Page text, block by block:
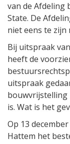
van de Afdeling
State. De
niet eens te zijn
Bij uitspraak van
heeft de
uitspraak
bouwvrijstelling
is. Wat is het
Op 13
Hattem het